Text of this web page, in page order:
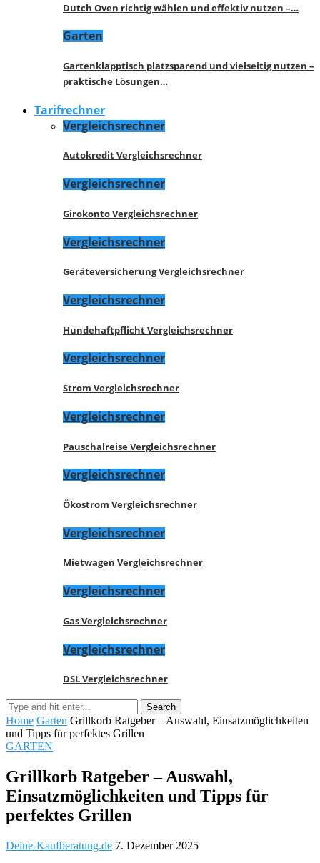
Dutch Oven richtig wählen und effektiv nutzen –…
Garten
Gartenklapptisch platzsparend und vielseitig nutzen –
praktische Lösungen…
Tarifrechner
Vergleichsrechner
Autokredit Vergleichsrechner
Vergleichsrechner
Girokonto Vergleichsrechner
Vergleichsrechner
Geräteversicherung Vergleichsrechner
Vergleichsrechner
Hundehaftpflicht Vergleichsrechner
Vergleichsrechner
Strom Vergleichsrechner
Vergleichsrechner
Pauschalreise Vergleichsrechner
Vergleichsrechner
Ökostrom Vergleichsrechner
Vergleichsrechner
Mietwagen Vergleichsrechner
Vergleichsrechner
Gas Vergleichsrechner
Vergleichsrechner
DSL Vergleichsrechner
Home Garten Grillkorb Ratgeber – Auswahl, Einsatzmöglichkeiten
und Tipps für perfektes Grillen
GARTEN
Grillkorb Ratgeber – Auswahl,
Einsatzmöglichkeiten und Tipps für
perfektes Grillen
Deine-Kaufberatung.de 7. Dezember 2025